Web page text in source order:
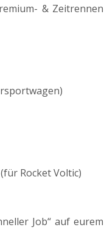
& Zeitrennen
Rocket Voltic)
Job“ auf eurem